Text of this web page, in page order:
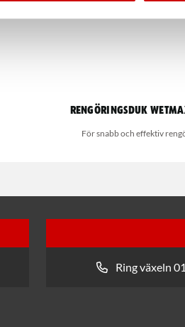
Rengöringsduk
För snabb och effektiv
Ring växeln